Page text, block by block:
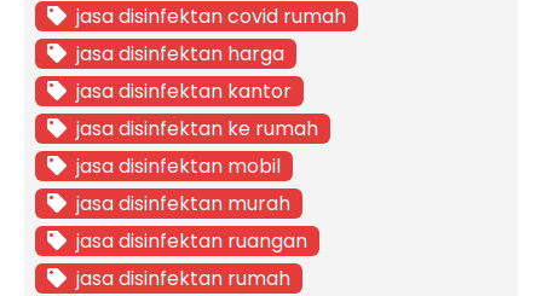
jasa disinfektan covid rumah
jasa disinfektan harga
jasa disinfektan kantor
jasa disinfektan ke rumah
jasa disinfektan mobil
jasa disinfektan murah
jasa disinfektan ruangan
jasa disinfektan rumah